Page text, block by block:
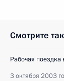
Смотрите
Рабочая
3 октября 2003